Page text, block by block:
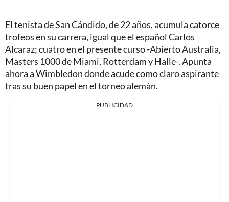
El tenista de San Cándido, de 22 años, acumula catorce
trofeos en su carrera, igual que el español Carlos
Alcaraz; cuatro en el presente curso -Abierto Australia,
Masters 1000 de Miami, Rotterdam y Halle-. Apunta
ahora a Wimbledon donde acude como claro aspirante
tras su buen papel en el torneo alemán.
PUBLICIDAD